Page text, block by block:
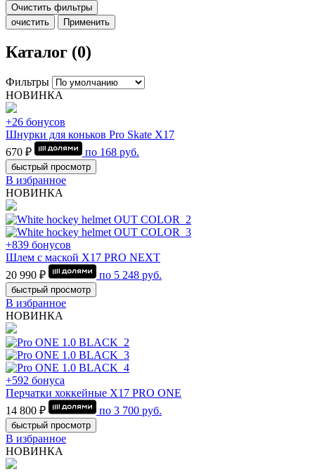
Очистить фильтры
очистить
Применить
Каталог (0)
Фильтры
НОВИНКА
+26 бонусов
Шнурки для коньков Pro Skate Х17
670 ₽
по 168 руб.
быстрый просмотр
В избранное
НОВИНКА
+839 бонусов
Шлем с маской Х17 PRO NEXT
20 990 ₽
по 5 248 руб.
быстрый просмотр
В избранное
НОВИНКА
+592 бонуса
Перчатки хоккейные Х17 PRO ONE
14 800 ₽
по 3 700 руб.
быстрый просмотр
В избранное
НОВИНКА